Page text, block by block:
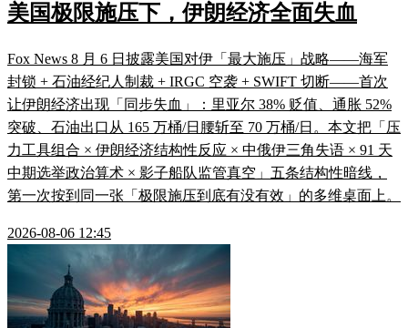
美国极限施压下，伊朗经济全面失血
Fox News 8 月 6 日披露美国对伊「最大施压」战略——海军
封锁 + 石油经纪人制裁 + IRGC 空袭 + SWIFT 切断——首次
让伊朗经济出现「同步失血」：里亚尔 38% 贬值、通胀 52%
突破、石油出口从 165 万桶/日腰斩至 70 万桶/日。本文把「压
力工具组合 × 伊朗经济结构性反应 × 中俄伊三角失语 × 91 天
中期选举政治算术 × 影子船队监管真空」五条结构性暗线，
第一次按到同一张「极限施压到底有没有效」的多维桌面上。
2026-08-06 12:45